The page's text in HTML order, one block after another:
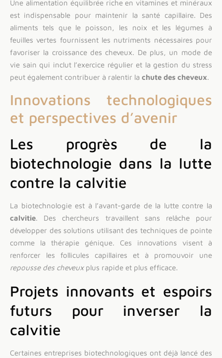
Une alimentation équilibrée riche en vitamines et minéraux
est indispensable pour maintenir la santé capillaire. Des
aliments tels que le poisson, les noix et les légumes à
feuilles vertes fournissent les nutriments nécessaires pour
favoriser la croissance des cheveux. De plus, un mode de
vie sain qui inclut l’exercice régulier et la gestion du stress
peut également contribuer à ralentir la chute des cheveux.
Innovations technologiques
et perspectives d’avenir
Les progrès de la
biotechnologie dans la lutte
contre la calvitie
La biotechnologie est à l’avant-garde de la lutte contre la
calvitie. Des chercheurs travaillent sans relâche pour
développer des solutions utilisant des techniques de pointe
comme la thérapie génique. Ces innovations visent à
renforcer les follicules capillaires et à promouvoir une
repousse des cheveuxplus rapide et plus efficace.
Projets innovants et espoirs
futurs pour inverser la
calvitie
Certaines entreprises biotechnologiques ont déjà lancé des